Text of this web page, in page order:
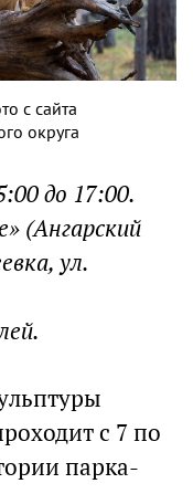
с сайта
округа
до 17:00.
(Ангарский
ул.
с 7 по
парка-